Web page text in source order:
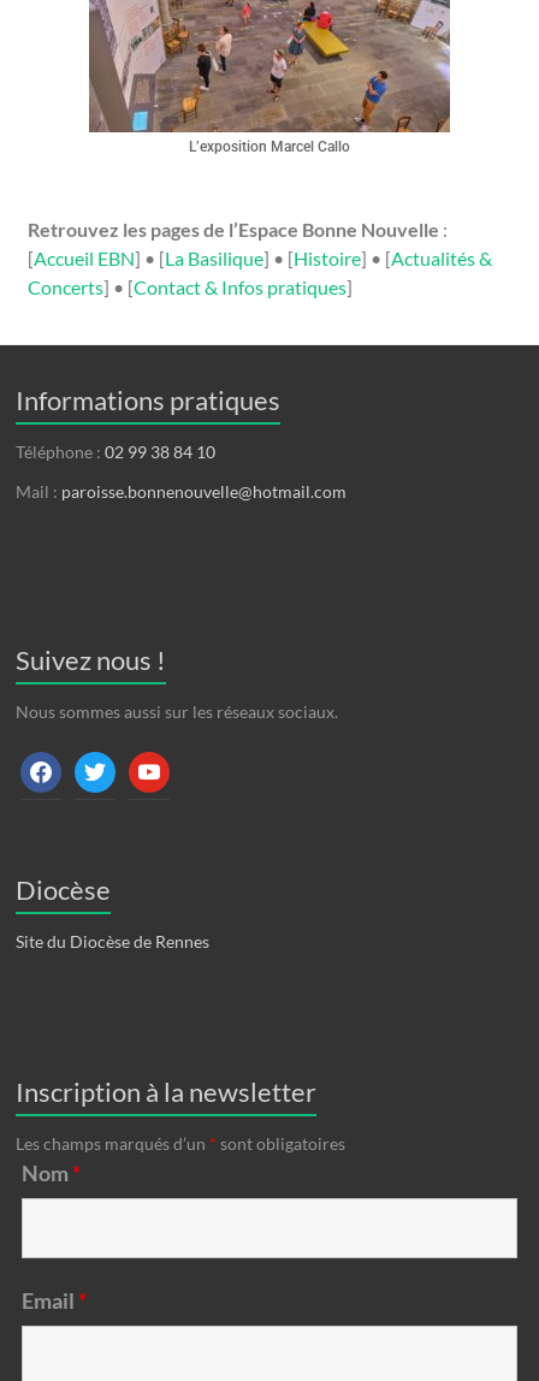
L’exposition Marcel Callo
Retrouvez les pages de l’Espace Bonne Nouvelle :
[Accueil EBN] • [La Basilique] • [Histoire] • [Actualités &
Concerts] • [Contact & Infos pratiques]
Informations pratiques
Téléphone :02 99 38 84 10
Mail : paroisse.bonnenouvelle@hotmail.com
Suivez nous !
Nous sommes aussi sur les réseaux sociaux.
Diocèse
Site du Diocèse de Rennes
Inscription à la newsletter
Les champs marqués d’un * sont obligatoires
Nom *
Email *